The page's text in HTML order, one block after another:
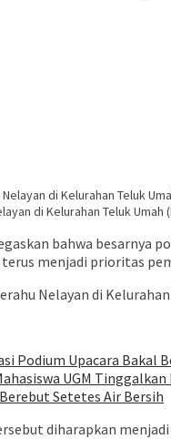
di Kelurahan Teluk
bahwa
menjadi prioritas
Nelayan di
Podium Upacara Bakal
UGM
Setetes Air Bersih
diharapkan